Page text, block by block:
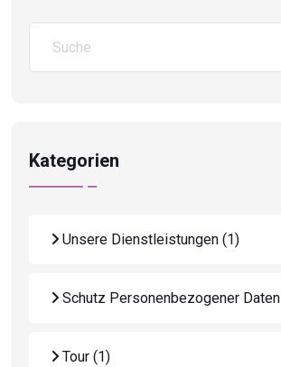
Kategorien
Unsere Dienstleistungen (1)
Schutz Personenbezogener Daten
Tour (1)